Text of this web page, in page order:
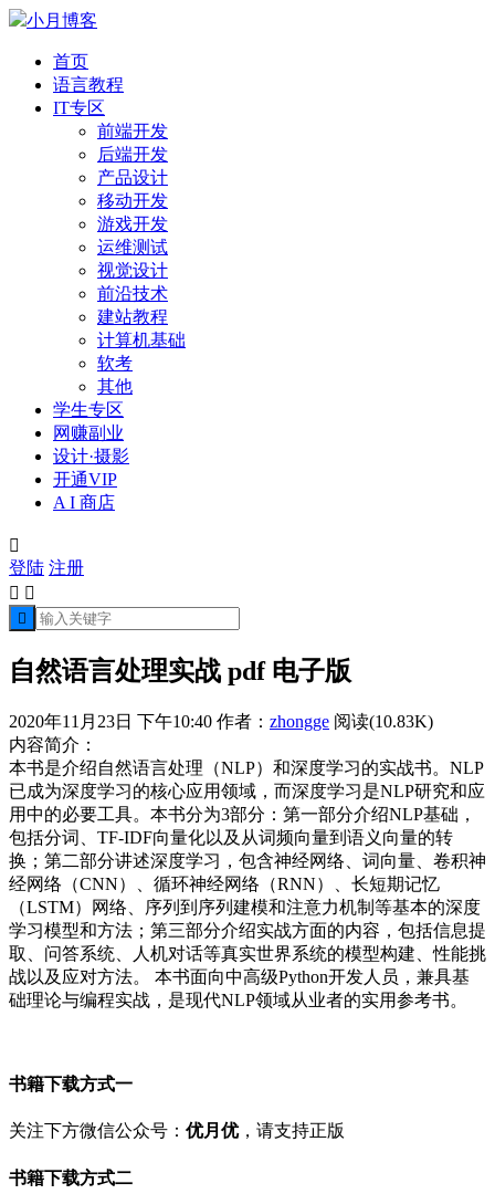
小月博客
首页
语言教程
IT专区
前端开发
后端开发
产品设计
移动开发
游戏开发
运维测试
视觉设计
前沿技术
建站教程
计算机基础
软考
其他
学生专区
网赚副业
设计·摄影
开通VIP
A I 商店

登陆 注册
 

自然语言处理实战 pdf 电子版
2020年11月23日 下午10:40 作者： zhongge 阅读(10.83K)
内容简介：
本书是介绍自然语言处理（NLP）和深度学习的实战书。NLP
已成为深度学习的核心应用领域，而深度学习是NLP研究和应
用中的必要工具。本书分为3部分：第一部分介绍NLP基础，
包括分词、TF-IDF向量化以及从词频向量到语义向量的转
换；第二部分讲述深度学习，包含神经网络、词向量、卷积神
经网络（CNN）、循环神经网络（RNN）、长短期记忆
（LSTM）网络、序列到序列建模和注意力机制等基本的深度
学习模型和方法；第三部分介绍实战方面的内容，包括信息提
取、问答系统、人机对话等真实世界系统的模型构建、性能挑
战以及应对方法。 本书面向中高级Python开发人员，兼具基
础理论与编程实战，是现代NLP领域从业者的实用参考书。
书籍下载方式一
关注下方微信公众号： 优月优，请支持正版
书籍下载方式二